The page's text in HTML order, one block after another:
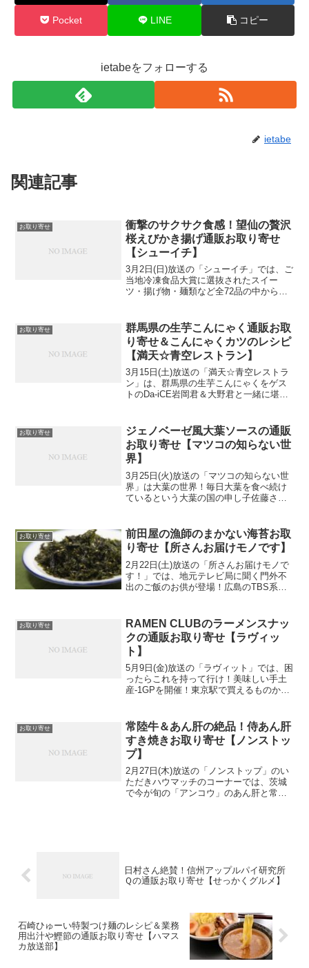
Pocket LINE コピー
ietabeをフォローする
ietabe
関連記事
お取り寄せ
衝撃のサクサク食感！望仙の贅沢
桜えびかき揚げ通販お取り寄せ
【シューイチ】
3月2日(日)放送の「シューイチ」では、ご
当地冷凍食品大賞に選抜されたスイー
ツ・揚げ物・麺類など全72品の中から審
プリに選ばれた、静岡県の贅沢桜えびか
き揚げの通販お取り寄...
お取り寄せ
群馬県の生芋こんにゃく通販お取
り寄せ＆こんにゃくカツのレシピ
【満天☆青空レストラン】
3月15日(土)放送の「満天☆青空レストラ
ン」は、群馬県の生芋こんにゃくをゲス
トのDa-iCE岩岡君＆大野君と一緒に堪能
ェック！
お取り寄せ
ジェノベーゼ風大葉ソースの通販
お取り寄せ【マツコの知らない世
界】
3月25日(火)放送の「マツコの知らない世
界」は大葉の世界！毎日大葉を食べ続け
ているという大葉の国の申し子佐藤さん
大葉ソース」の通販お取り寄せ情報を早
速チェック！
お取り寄せ
前田屋の漁師のまかない海苔お取
り寄せ【所さんお届けモノです】
2月22日(土)放送の「所さんお届けモノで
す！」では、地元テレビ局に聞く門外不
出のご飯のお供が登場！広島のTBS系テ
ターさんが紹介してくれましたよ。とい
うわけで広島R...
お取り寄せ
RAMEN CLUBのラーメンスナッ
クの通販お取り寄せ【ラヴィッ
ト】
5月9日(金)放送の「ラヴィット」では、困
ったらこれを持って行け！美味しい手土
産-1GPを開催！東京駅で買えるものから
京駅の構内で買えるという手土産！
RAMEN CLU...
お取り寄せ
常陸牛＆あん肝の絶品！侍あん肝
すき焼きお取り寄せ【ノンストッ
プ】
2月27日(木)放送の「ノンストップ」のい
ただきハウマッチのコーナーでは、茨城
で今が旬の「アンコウ」のあん肝と常陸
日村さん絶賛！信州アップルパイ研究所
Ｑの通販お取り寄せ【せっかくグルメ】
石崎ひゅーい特製つけ麺のレシピ＆業務
用出汁や鰹節の通販お取り寄せ【ハマス
カ放送部】